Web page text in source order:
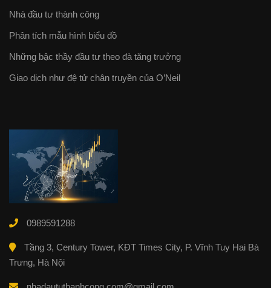
Nhà đầu tư thành công
Phân tích mẫu hình biểu đồ
Những bậc thầy đầu tư theo đà tăng trưởng
Giao dịch như đệ tử chân truyền của O’Neil
0989591288
Tầng 3, Century Tower, KĐT Times City, P. Vĩnh Tuy Hai Bà
Trưng, Hà Nội